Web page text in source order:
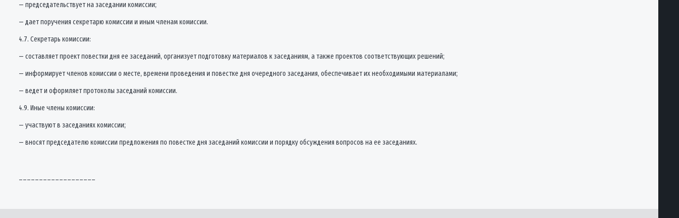
— председательствует на заседании комиссии;
— дает поручения секретарю комиссии и иным членам комиссии.
4.7. Секретарь комиссии:
— составляет проект повестки дня ее заседаний, организует подготовку материалов к заседаниям, а также проектов соответствующих решений;
— информирует членов комиссии о месте, времени проведения и повестке дня очередного заседания, обеспечивает их необходимыми материалами;
— ведет и оформляет протоколы заседаний комиссии.
4.9. Иные члены комиссии:
— участвуют в заседаниях комиссии;
— вносят председателю комиссии предложения по повестке дня заседаний комиссии и порядку обсуждения вопросов на ее заседаниях.